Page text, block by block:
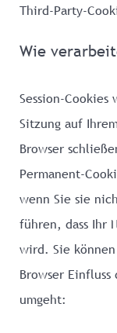
Third-Party-
Wie
Session-
Sitzung auf
Browser
Permanent-
wenn Sie sie
führen, dass Ihr
wird. Sie
Browser
umgeht: